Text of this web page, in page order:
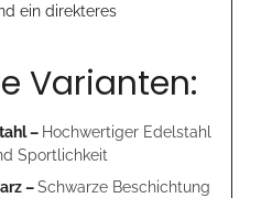
ein direkteres
Varianten:
– Hochwertiger Edelstahl
Sportlichkeit
–Schwarze Beschichtung